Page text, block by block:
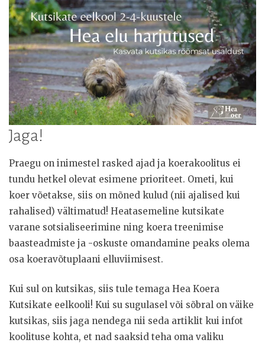
Jaga!
Praegu on inimestel rasked ajad ja koerakoolitus ei
tundu hetkel olevat esimene prioriteet. Ometi, kui
koer võetakse, siis on mõned kulud (nii ajalised kui
rahalised) vältimatud! Heatasemeline kutsikate
varane sotsialiseerimine ning koera treenimise
baasteadmiste ja -oskuste omandamine peaks olema
osa koeravõtuplaani elluviimisest.
Kui sul on kutsikas, siis tule temaga Hea Koera
Kutsikate eelkooli! Kui su sugulasel või sõbral on väike
kutsikas, siis jaga nendega nii seda artiklit kui infot
koolituse kohta, et nad saaksid teha oma valiku